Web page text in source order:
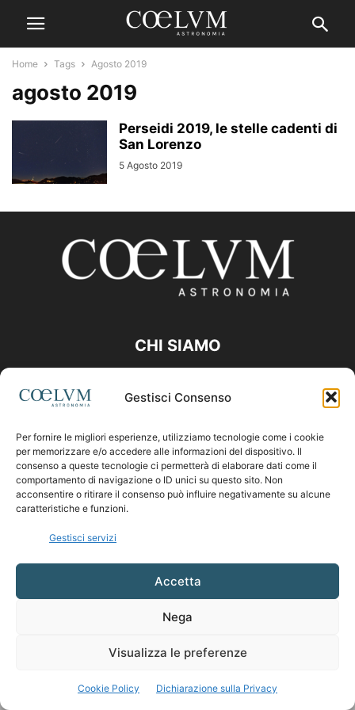
Gestisci Consenso
Per fornire le migliori esperienze, utilizziamo tecnologie come i cookie
per memorizzare e/o accedere alle informazioni del dispositivo. Il
consenso a queste tecnologie ci permetterà di elaborare dati come il
comportamento di navigazione o ID unici su questo sito. Non
acconsentire o ritirare il consenso può influire negativamente su alcune
caratteristiche e funzioni.
Gestisci servizi
Accetta
Nega
Visualizza le preferenze
Cookie Policy Dichiarazione sulla Privacy
Home Tags Agosto 2019
agosto 2019
Perseidi 2019, le stelle cadenti di
San Lorenzo
5 Agosto 2019
CHI SIAMO
Contattaci:coelumastro@coelum.com
SEGUICI